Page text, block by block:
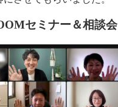
セミナー＆相談会